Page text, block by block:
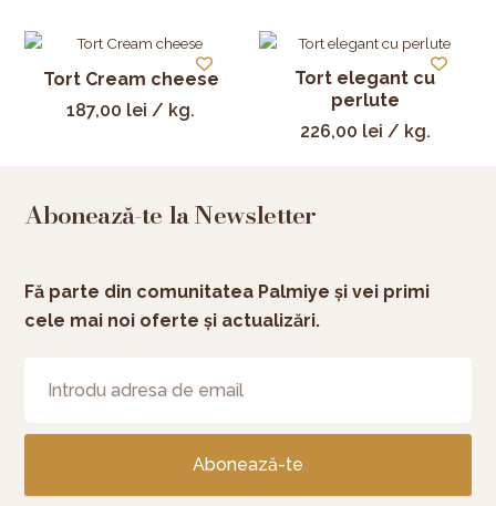
Tort Cream cheese
187,00 lei / kg.
Tort elegant cu
perlute
226,00 lei / kg.
Abonează-te la Newsletter
Fă parte din comunitatea Palmiye și vei primi
cele mai noi oferte și actualizări.
Abonează-te